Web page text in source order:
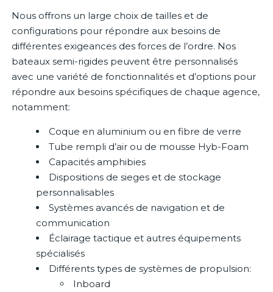
Nous offrons un large choix de tailles et de
configurations pour répondre aux besoins de
différentes exigeances des forces de l’ordre. Nos
bateaux semi-rigides peuvent être personnalisés
avec une variété de fonctionnalités et d’options pour
répondre aux besoins spécifiques de chaque agence,
notamment:
Coque en aluminium ou en fibre de verre
Tube rempli d’air ou de mousse Hyb-Foam
Capacités amphibies
Dispositions de sieges et de stockage
personnalisables
Systèmes avancés de navigation et de
communication
Éclairage tactique et autres équipements
spécialisés
Différents types de systèmes de propulsion:
Inboard